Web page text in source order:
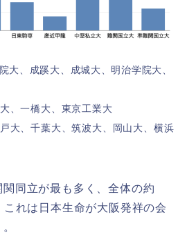
大、成蹊大、成城大、明治学院大、
、一橋大、東京工業大
大、千葉大、筑波大、岡山大、横浜
同立が最も多く、全体の約
れは日本生命が大阪発祥の会